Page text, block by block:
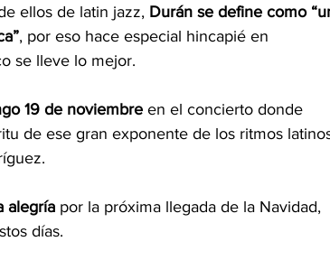
ellos de latin jazz, Durán se define como
, por eso hace especial hincapié en
se lleve lo mejor.
19 de noviembre en el concierto donde
de ese gran exponente de los ritmos
alegría por la próxima llegada de la Navidad,
días.